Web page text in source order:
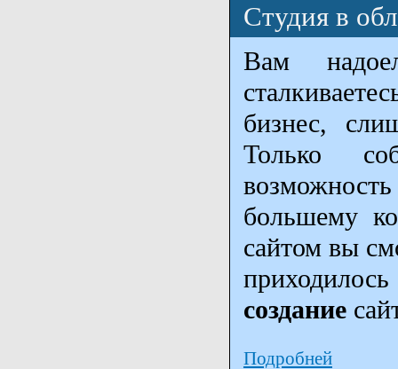
Cтудия в
Вам
бизнес,
Только
большему
сайтом вы
создание
Подробней